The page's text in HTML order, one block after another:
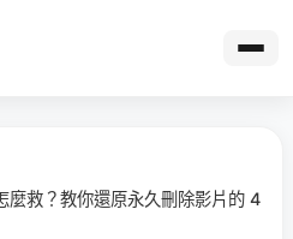
救？教你還原永久刪除影片的 4